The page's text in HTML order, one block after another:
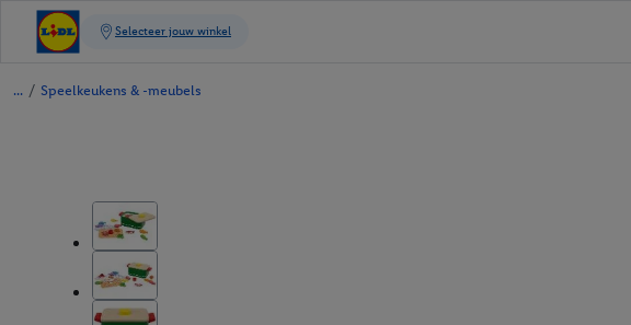
/ Speelkeukens & -meubels